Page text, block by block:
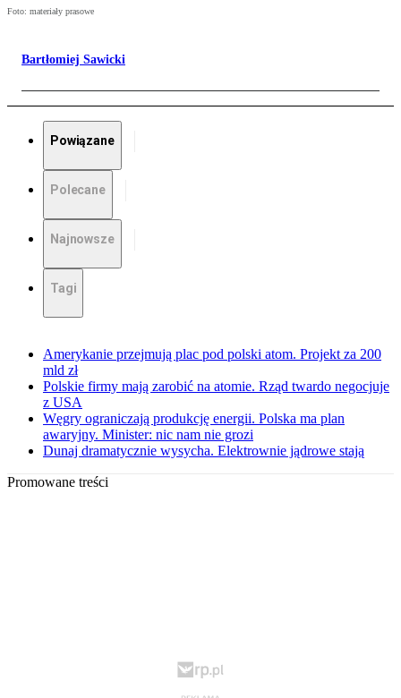
Foto: materiały prasowe
Bartłomiej Sawicki
Powiązane
Polecane
Najnowsze
Tagi
Amerykanie przejmują plac pod polski atom. Projekt za 200
mld zł
Polskie firmy mają zarobić na atomie. Rząd twardo negocjuje
z USA
Węgry ograniczają produkcję energii. Polska ma plan
awaryjny. Minister: nic nam nie grozi
Dunaj dramatycznie wysycha. Elektrownie jądrowe stają
Promowane treści